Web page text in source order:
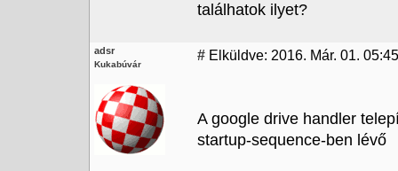
találhatok ilyet?
adsr
Kukabúvár
# Elküldve: 2016. Már. 01. 05:45
A google drive handler
startup-sequence-ben lévő